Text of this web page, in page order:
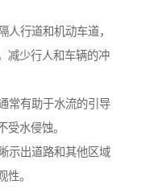
行道和机动车道，
减少行人和车辆的冲
常有助于水流的引导
受水侵蚀。
示出道路和其他区域
性。